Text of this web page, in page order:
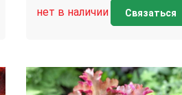
нет в наличии Связаться